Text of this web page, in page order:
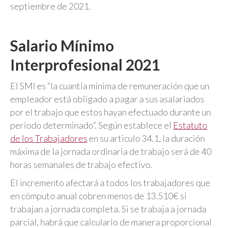
septiembre de 2021.
Salario Mínimo
Interprofesional 2021
El SMI es “la cuantía mínima de remuneración que un
empleador está obligado a pagar a sus asalariados
por el trabajo que estos hayan efectuado durante un
periodo determinado”. Según establece el Estatuto
de los Trabajadores en su articulo 34.1, la duración
máxima de la jornada ordinaria de trabajo será de 40
horas semanales de trabajo efectivo.
El incremento afectará a todos los trabajadores que
en cómputo anual cobren menos de 13.510€ si
trabajan a jornada completa. Si se trabaja a jornada
parcial, habrá que calcularlo de manera proporcional